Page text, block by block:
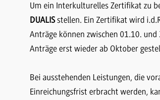
Um ein Interkulturelles Zertifikat zu
DUALISstellen. Ein Zertifikat wird
Anträge können zwischen 01.10.
Anträge erst wieder ab Oktober
Bei ausstehenden Leistungen, die
Einreichungsfrist erbracht werden,